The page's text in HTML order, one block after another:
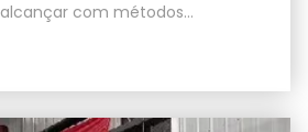
com métodos
para iniciantes? Sua operação